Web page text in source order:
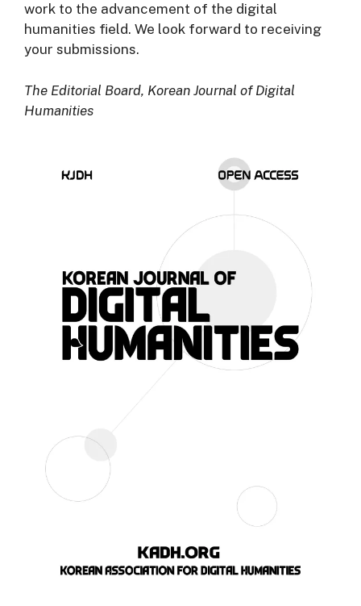
work to the advancement of the digital
humanities field. We look forward to receiving
your submissions.
The Editorial Board, Korean Journal of Digital
Humanities